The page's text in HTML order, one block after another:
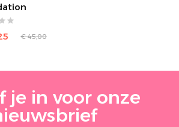
€ 45,00
je in voor onze